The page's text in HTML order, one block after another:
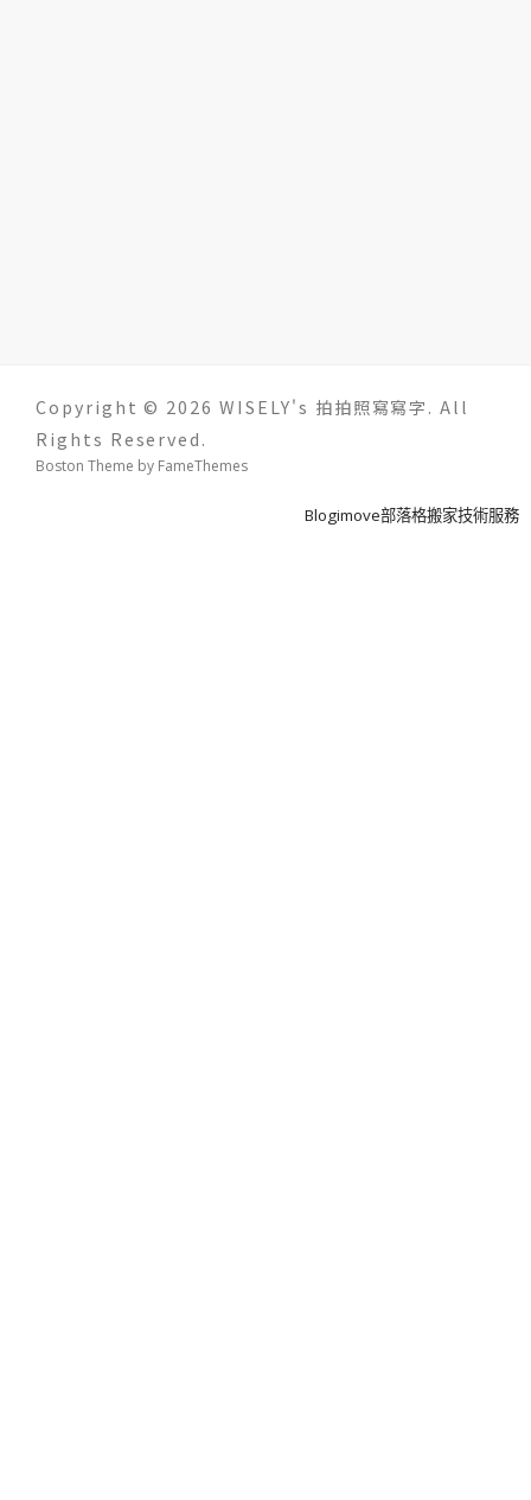
Copyright © 2026 WISELY's 拍拍照寫寫字. All
Rights Reserved.
Boston Theme by FameThemes
Blogimove部落格搬家技術服務